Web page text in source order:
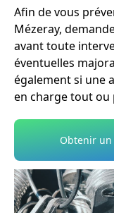
Afin de vous
Mézeray,
avant toute
éventuelles
également si une
en charge tout ou
Obtenir